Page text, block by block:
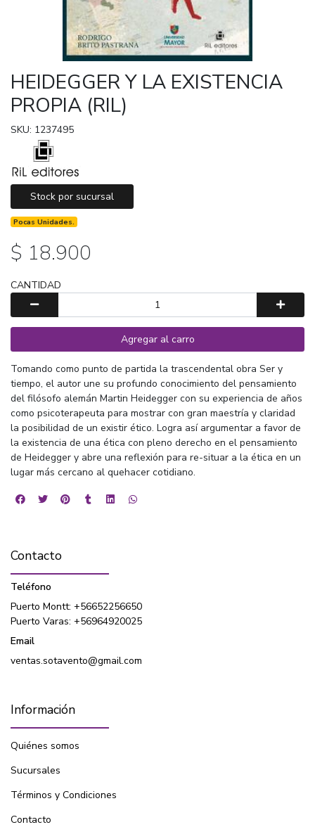
HEIDEGGER Y LA EXISTENCIA
PROPIA (RIL)
SKU: 1237495
Stock por sucursal
Pocas Unidades.
$ 18.900
CANTIDAD
Agregar al carro
Tomando como punto de partida la trascendental obra Ser y
tiempo, el autor une su profundo conocimiento del pensamiento
del filósofo alemán Martin Heidegger con su experiencia de años
como psicoterapeuta para mostrar con gran maestría y claridad
la posibilidad de un existir ético. Logra así argumentar a favor de
la existencia de una ética con pleno derecho en el pensamiento
de Heidegger y abre una reflexión para re-situar a la ética en un
lugar más cercano al quehacer cotidiano.
Contacto
Teléfono
Puerto Montt: +56652256650
Puerto Varas: +56964920025
Email
ventas.sotavento@gmail.com
Información
Quiénes somos
Sucursales
Términos y Condiciones
Contacto